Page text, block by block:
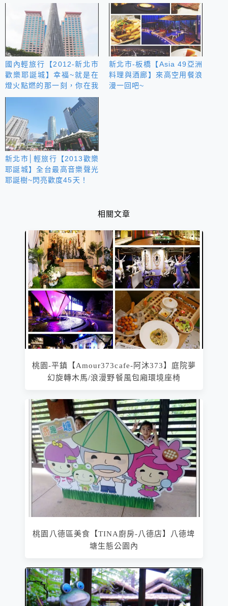
國內輕旅行【2012-新北市
歡樂耶誕城】幸福~就是在
燈火點燃的那一刻，你在我
身邊！
新北市-板橋【Asia 49亞洲
料理與酒廊】來高空用餐浪
漫一回吧~
新北市│輕旅行【2013歡樂
耶誕城】全台最高音樂聲光
耶誕樹~閃亮歡度45天！
相關文章
桃園-平鎮【Amour373cafe-阿沐373】庭院夢
幻旋轉木馬/浪漫野餐風包廂環境座椅
桃園八德區美食【TINA廚房-八德店】八德埤
塘生態公園內